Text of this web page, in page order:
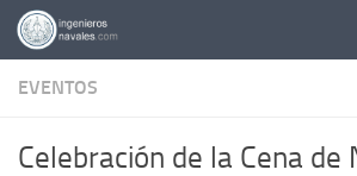
Saltar al contenido
EVENTOS
Celebración de la Cena de